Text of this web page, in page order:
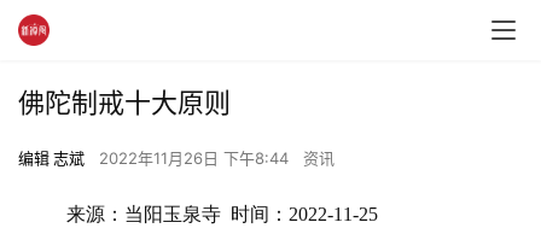
佛陀制戒十大原则
编辑 志斌 2022年11月26日 下午8:44 资讯
来源：当阳玉泉寺  时间：2022-11-25